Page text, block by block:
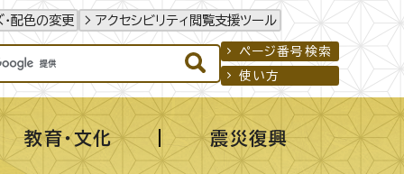
配色の変更 アクセシビリティ閲覧支援ツール
ページ番号検索
使い方
教育・文化 震災復興